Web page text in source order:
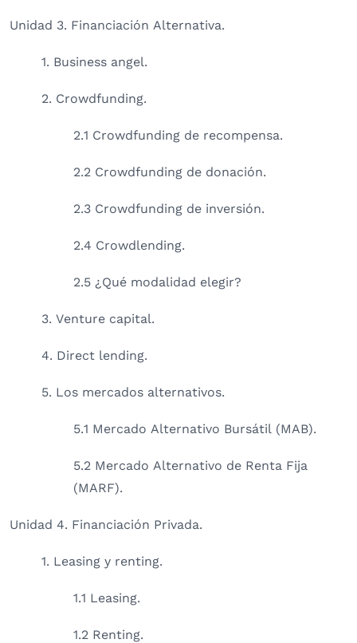
Unidad 3. Financiación Alternativa.
1. Business angel.
2. Crowdfunding.
2.1 Crowdfunding de recompensa.
2.2 Crowdfunding de donación.
2.3 Crowdfunding de inversión.
2.4 Crowdlending.
2.5 ¿Qué modalidad elegir?
3. Venture capital.
4. Direct lending.
5. Los mercados alternativos.
5.1 Mercado Alternativo Bursátil (MAB).
5.2 Mercado Alternativo de Renta Fija
(MARF).
Unidad 4. Financiación Privada.
1. Leasing y renting.
1.1 Leasing.
1.2 Renting.